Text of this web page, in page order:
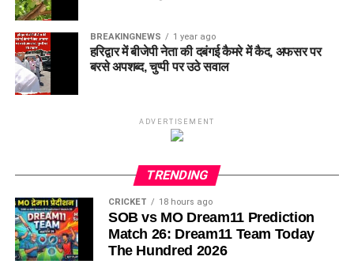
BREAKINGNEWS 1 year ago
हरिद्वार में बीजेपी नेता की दबंगई कैमरे में कैद, अफसर पर
बरसे अपशब्द, चुप्पी पर उठे सवाल
ADVERTISEMENT
TRENDING
CRICKET 18 hours ago
SOB vs MO Dream11 Prediction
Match 26: Dream11 Team Today
The Hundred 2026